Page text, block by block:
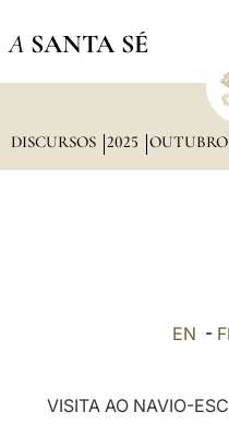
A SANTA SÉ
DISCURSOS 2025 OUTUBRO
EN -
VISITA AO NAVIO-